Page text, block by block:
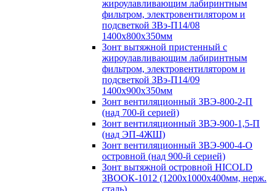
жироулавливающим лабиринтным
фильтром, электровентилятором и
подсветкой ЗВэ-П14/08
1400х800х350мм
Зонт вытяжной пристенный с
жироулавливающим лабиринтным
фильтром, электровентилятором и
подсветкой ЗВэ-П14/09
1400х900х350мм
Зонт вентиляционный ЗВЭ-800-2-П
(над 700-й серией)
Зонт вентиляционный ЗВЭ-900-1,5-П
(над ЭП-4ЖШ)
Зонт вентиляционный ЗВЭ-900-4-О
островной (над 900-й серией)
Зонт вытяжной островной HICOLD
ЗВООК-1012 (1200х1000х400мм, нерж.
сталь)